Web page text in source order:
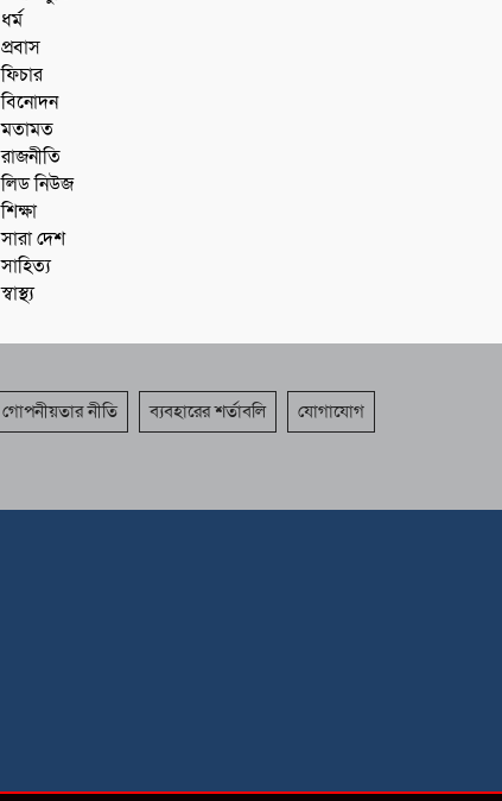
ধর্ম
প্রবাস
ফিচার
বিনোদন
মতামত
রাজনীতি
লিড নিউজ
শিক্ষা
সারা দেশ
সাহিত্য
স্বাস্থ্য
গোপনীয়তার নীতি ব্যবহারের শর্তাবলি যোগাযোগ